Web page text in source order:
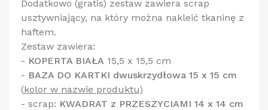
Dodatkowo (gratis) zestaw zawiera scrap
usztywniający, na który można nakleić tkaninę z
haftem.
Zestaw zawiera:
- KOPERTA BIAŁA 15,5 x 15,5 cm
- BAZA DO KARTKI dwuskrzydłowa 15 x 15 cm
(kolor w nazwie produktu)
- scrap: KWADRAT z PRZESZYCIAMI 14 x 14 cm